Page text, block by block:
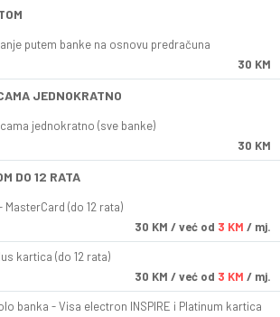
putem banke na osnovu predračuna
30 KM
JEDNOKRATNO
jednokratno (sve banke)
30 KM
DO 12 RATA
(do 12 rata)
30 KM / već od 3 KM / mj.
kartica (do 12 rata)
30 KM / već od 3 KM / mj.
banka - Visa electron INSPIRE i Platinum kartica